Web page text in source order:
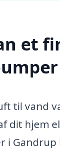
et
til vand
dit hjem
i